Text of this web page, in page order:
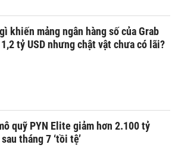
khiến mảng ngân hàng số của Grab
tỷ USD nhưng chật vật chưa có lãi?
quỹ PYN Elite giảm hơn 2.100 tỷ
tháng 7 ‘tồi tệ’